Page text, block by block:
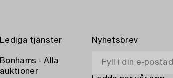
Lediga tjänster
Bonhams - Alla
auktioner
Nyhetsbrev